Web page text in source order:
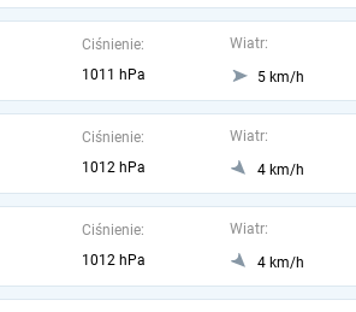
Ciśnienie:
1011 hPa
Wiatr:
5 km/h
Ciśnienie:
1012 hPa
Wiatr:
4 km/h
Ciśnienie:
1012 hPa
Wiatr:
4 km/h